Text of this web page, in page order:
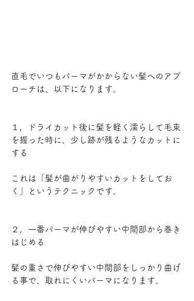
直毛でいつもパーマがかからない髪へのアプ
ローチは、以下になります。
１，ドライカット後に髪を軽く濡らして毛束
を握った時に、少し跡が残るようなカットに
する
これは「髪が曲がりやすいカットをしてお
く」というテクニックです。
２，一番パーマが伸びやすい中間部から巻き
はじめる
髪の重さで伸びやすい中間部をしっかり曲げ
る事で、取れにくいパーマになります。